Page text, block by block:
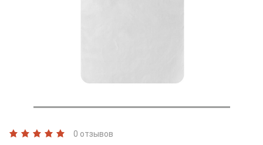
0 отзывов